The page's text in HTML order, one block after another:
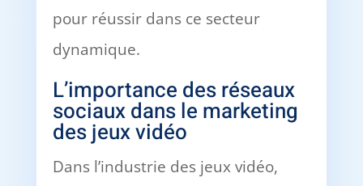
pour réussir dans ce secteur
dynamique.
L’importance des réseaux
sociaux dans le marketing
des jeux vidéo
Dans l’industrie des jeux vidéo,